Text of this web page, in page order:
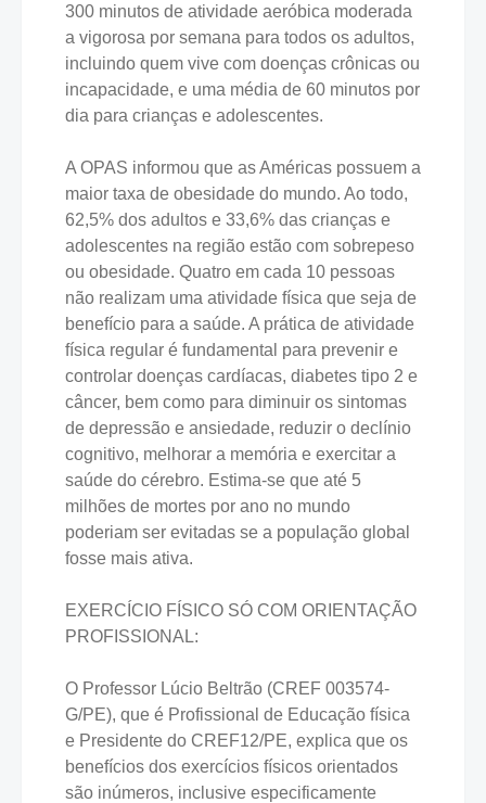
300 minutos de atividade aeróbica moderada
a vigorosa por semana para todos os adultos,
incluindo quem vive com doenças crônicas ou
incapacidade, e uma média de 60 minutos por
dia para crianças e adolescentes.
A OPAS informou que as Américas possuem a
maior taxa de obesidade do mundo. Ao todo,
62,5% dos adultos e 33,6% das crianças e
adolescentes na região estão com sobrepeso
ou obesidade. Quatro em cada 10 pessoas
não realizam uma atividade física que seja de
benefício para a saúde. A prática de atividade
física regular é fundamental para prevenir e
controlar doenças cardíacas, diabetes tipo 2 e
câncer, bem como para diminuir os sintomas
de depressão e ansiedade, reduzir o declínio
cognitivo, melhorar a memória e exercitar a
saúde do cérebro. Estima-se que até 5
milhões de mortes por ano no mundo
poderiam ser evitadas se a população global
fosse mais ativa.
EXERCÍCIO FÍSICO SÓ COM ORIENTAÇÃO
PROFISSIONAL:
O Professor Lúcio Beltrão (CREF 003574-
G/PE), que é Profissional de Educação física
e Presidente do CREF12/PE, explica que os
benefícios dos exercícios físicos orientados
são inúmeros, inclusive especificamente